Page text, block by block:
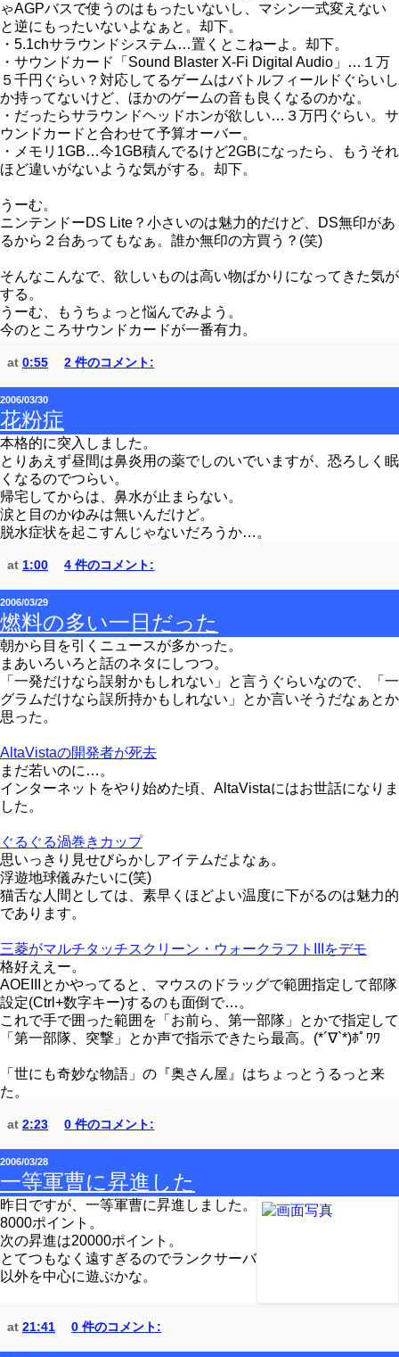
ゃAGPバスで使うのはもったいないし、マシン一式変えない
と逆にもったいないよなぁと。却下。
・5.1chサラウンドシステム…置くとこねーよ。却下。
・サウンドカード「Sound Blaster X-Fi Digital Audio」…１万
５千円ぐらい？対応してるゲームはバトルフィールドぐらいし
か持ってないけど、ほかのゲームの音も良くなるのかな。
・だったらサラウンドヘッドホンが欲しい…３万円ぐらい。サ
ウンドカードと合わせて予算オーバー。
・メモリ1GB…今1GB積んでるけど2GBになったら、もうそれ
ほど違いがないような気がする。却下。
うーむ。
ニンテンドーDS Lite？小さいのは魅力的だけど、DS無印があ
るから２台あってもなぁ。誰か無印の方買う？(笑)
そんなこんなで、欲しいものは高い物ばかりになってきた気が
する。
うーむ、もうちょっと悩んでみよう。
今のところサウンドカードが一番有力。
at 0:55 2 件のコメント:
2006/03/30
花粉症
本格的に突入しました。
とりあえず昼間は鼻炎用の薬でしのいでいますが、恐ろしく眠
くなるのでつらい。
帰宅してからは、鼻水が止まらない。
涙と目のかゆみは無いんだけど。
脱水症状を起こすんじゃないだろうか…。
at 1:00 4 件のコメント:
2006/03/29
燃料の多い一日だった
朝から目を引くニュースが多かった。
まあいろいろと話のネタにしつつ。
「一発だけなら誤射かもしれない」と言うぐらいなので、「一
グラムだけなら誤所持かもしれない」とか言いそうだなぁとか
思った。
AltaVistaの開発者が死去
まだ若いのに…。
インターネットをやり始めた頃、AltaVistaにはお世話になりま
した。
ぐるぐる渦巻きカップ
思いっきり見せびらかしアイテムだよなぁ。
浮遊地球儀みたいに(笑)
猫舌な人間としては、素早くほどよい温度に下がるのは魅力的
であります。
三菱がマルチタッチスクリーン・ウォークラフトIIIをデモ
格好ええー。
AOEIIIとかやってると、マウスのドラッグで範囲指定して部隊
設定(Ctrl+数字キー)するのも面倒で…。
これで手で囲った範囲を「お前ら、第一部隊」とかで指定して
「第一部隊、突撃」とか声で指示できたら最高。(*´∇`*)ﾎﾟﾜﾜ
「世にも奇妙な物語」の『奥さん屋』はちょっとうるっと来
た。
at 2:23 0 件のコメント:
2006/03/28
一等軍曹に昇進した
昨日ですが、一等軍曹に昇進しました。
8000ポイント。
次の昇進は20000ポイント。
とてつもなく遠すぎるのでランクサーバ
以外を中心に遊ぶかな。
at 21:41 0 件のコメント: